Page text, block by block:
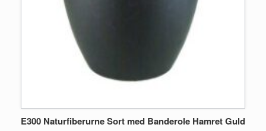
E300 Naturfiberurne Sort med Banderole Hamret Guld